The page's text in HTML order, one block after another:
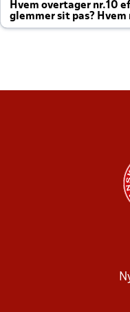
Hvem overtager nr.10
glemmer sit pas? Hvem
altid til efter kampe?